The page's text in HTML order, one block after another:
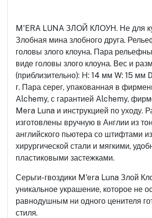
M'ERA LUNA ЗЛОЙ КЛОУН. Не для
Злобная мина злобного друга.
головы злого клоуна. Пара
виде головы злого клоуна. Вес и
(приблизительно): H: 14 мм W: 15 мм
г. Пара серег, упакованная в
Alchemy, с гарантией Alchemy,
Mera Luna и инструкцией по уходу.
изготовлены вручную в Англии из
английского пьютера со штифтами из
хирургической стали и мягкими,
пластиковыми застежками.
Серьги-гвоздики M'era Luna Злой
уникальное украшение, которое не
равнодушным ни одного ценителя
стиля.